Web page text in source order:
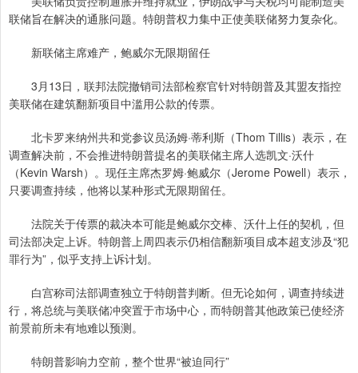
联储旨在解决的通胀问题。特朗普权力集中正使美联储努力复杂化。
新联储主席难产，鲍威尔无限期留任
3月13日，联邦法院撤销司法部检察官针对特朗普及其盟友指控
美联储在建筑翻新项目中滥用公款的传票。
北卡罗来纳州共和党参议员汤姆·蒂利斯（Thom Tillis）表示，在
调查解决前，不会推进特朗普提名的美联储主席人选凯文·沃什
（Kevin Warsh）。现任主席杰罗姆·鲍威尔（Jerome Powell）表示，
只要调查持续，他将以某种形式无限期留任。
法院关于传票的裁决本可能是鲍威尔交棒、沃什上任的契机，但
司法部决定上诉。特朗普上周四表示仍相信翻新项目成本超支涉及“犯
罪行为”，似乎支持上诉计划。
白宫称司法部调查独立于特朗普判断。但无论如何，调查持续进
行，将总统与美联储冲突置于市场中心，而特朗普其他政策已使经济
前景前所未有地难以预测。
特朗普影响力空前，整个世界“被迫同行”